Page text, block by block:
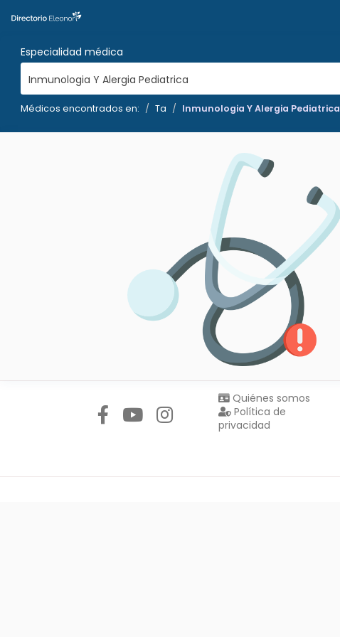
Especialidad médica
Inmunologia Y Alergia Pediatrica
Médicos encontrados en: Ta Inmunologia Y Alergia Pediatrica
Quiénes somos
Política de
privacidad